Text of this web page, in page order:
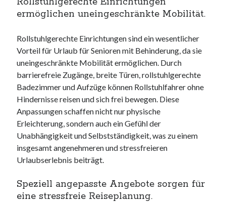
ermöglichen uneingeschränkte Mobilität.
Rollstuhlgerechte Einrichtungen sind ein wesentlicher
Vorteil für Urlaub für Senioren mit Behinderung, da sie
uneingeschränkte Mobilität ermöglichen. Durch
barrierefreie Zugänge, breite Türen, rollstuhlgerechte
Badezimmer und Aufzüge können Rollstuhlfahrer ohne
Hindernisse reisen und sich frei bewegen. Diese
Anpassungen schaffen nicht nur physische
Erleichterung, sondern auch ein Gefühl der
Unabhängigkeit und Selbstständigkeit, was zu einem
insgesamt angenehmeren und stressfreieren
Urlaubserlebnis beiträgt.
Speziell angepasste Angebote sorgen für
eine stressfreie Reiseplanung.